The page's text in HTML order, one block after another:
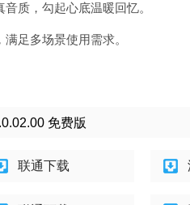
质，勾起心底温暖回忆。
足多场景使用需求。
免费版
联通下载